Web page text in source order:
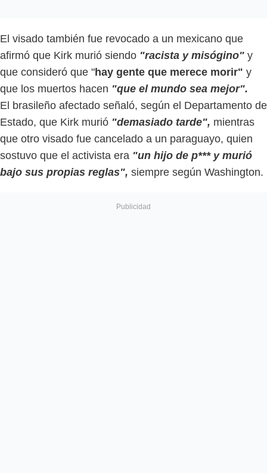
El visado también fue revocado a un mexicano que
afirmó que Kirk murió siendo "racista y misógino" y
que consideró que "hay gente que merece morir" y
que los muertos hacen "que el mundo sea mejor".
El brasileño afectado señaló, según el Departamento de
Estado, que Kirk murió "demasiado tarde", mientras
que otro visado fue cancelado a un paraguayo, quien
sostuvo que el activista era "un hijo de p*** y murió
bajo sus propias reglas", siempre según Washington.